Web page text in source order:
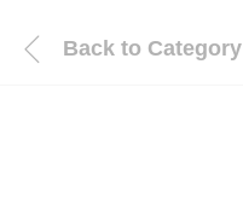
Back to Category